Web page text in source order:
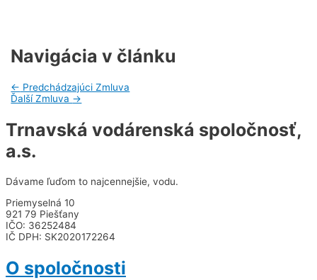
Navigácia v článku
← Predchádzajúci Zmluva
Ďalší Zmluva →
Trnavská vodárenská spoločnosť,
a.s.
Dávame ľuďom to najcennejšie, vodu.
Priemyselná 10
921 79 Piešťany
IČO: 36252484
IČ DPH: SK2020172264
O spoločnosti